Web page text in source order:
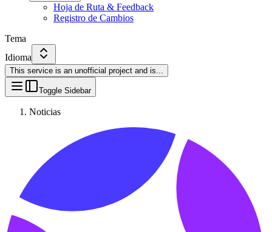
Hoja de Ruta & Feedback
Registro de Cambios
Tema
Idioma
This service is an unofficial project and is...
Toggle Sidebar
Noticias